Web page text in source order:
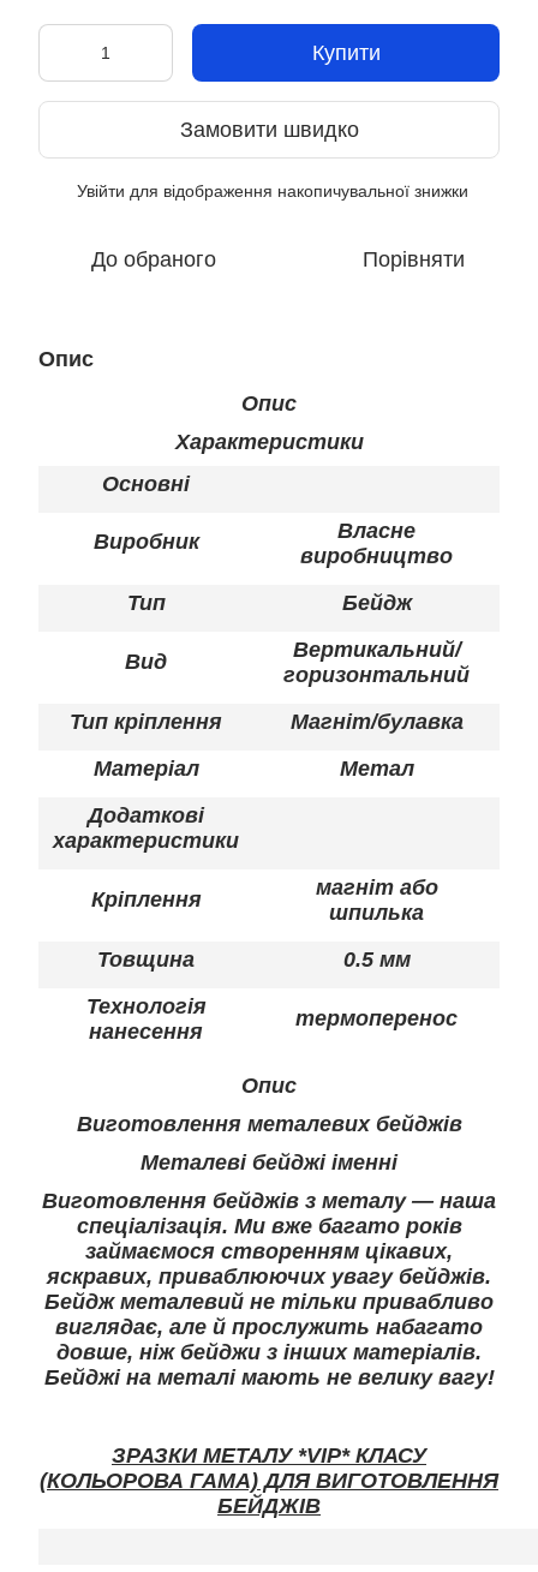
Купити
Замовити швидко
Увійти для відображення накопичувальної знижки
До обраного Порівняти
Опис
Опис
Характеристики
Основні
Виробник
Власне
виробництво
Тип
Бейдж
Вид
Вертикальний/
горизонтальний
Тип кріплення
Магніт/булавка
Матеріал
Метал
Додаткові
характеристики
Кріплення
магніт або
шпилька
Товщина
0.5 мм
Технологія
нанесення
термоперенос
Опис
Виготовлення металевих бейджів
Металеві бейджі іменні
Виготовлення бейджів з металу — наша
спеціалізація. Ми вже багато років
займаємося створенням цікавих,
яскравих, приваблюючих увагу бейджів.
Бейдж металевий не тільки привабливо
виглядає, але й прослужить набагато
довше, ніж бейджи з інших матеріалів.
Бейджі на металі мають не велику вагу!
ЗРАЗКИ МЕТАЛУ *VIP* КЛАСУ
(КОЛЬОРОВА ГАМА) ДЛЯ ВИГОТОВЛЕННЯ
БЕЙДЖІВ